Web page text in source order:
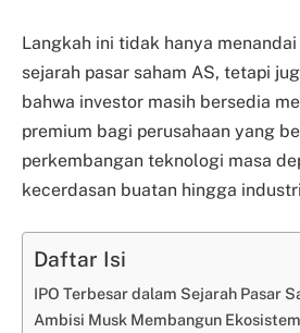
Langkah ini tidak hanya
sejarah pasar saham AS, tetapi
bahwa investor masih bersedia
premium bagi perusahaan yang
perkembangan teknologi masa
kecerdasan buatan hingga
Daftar Isi
IPO Terbesar dalam Sejarah Pasar
Ambisi Musk Membangun